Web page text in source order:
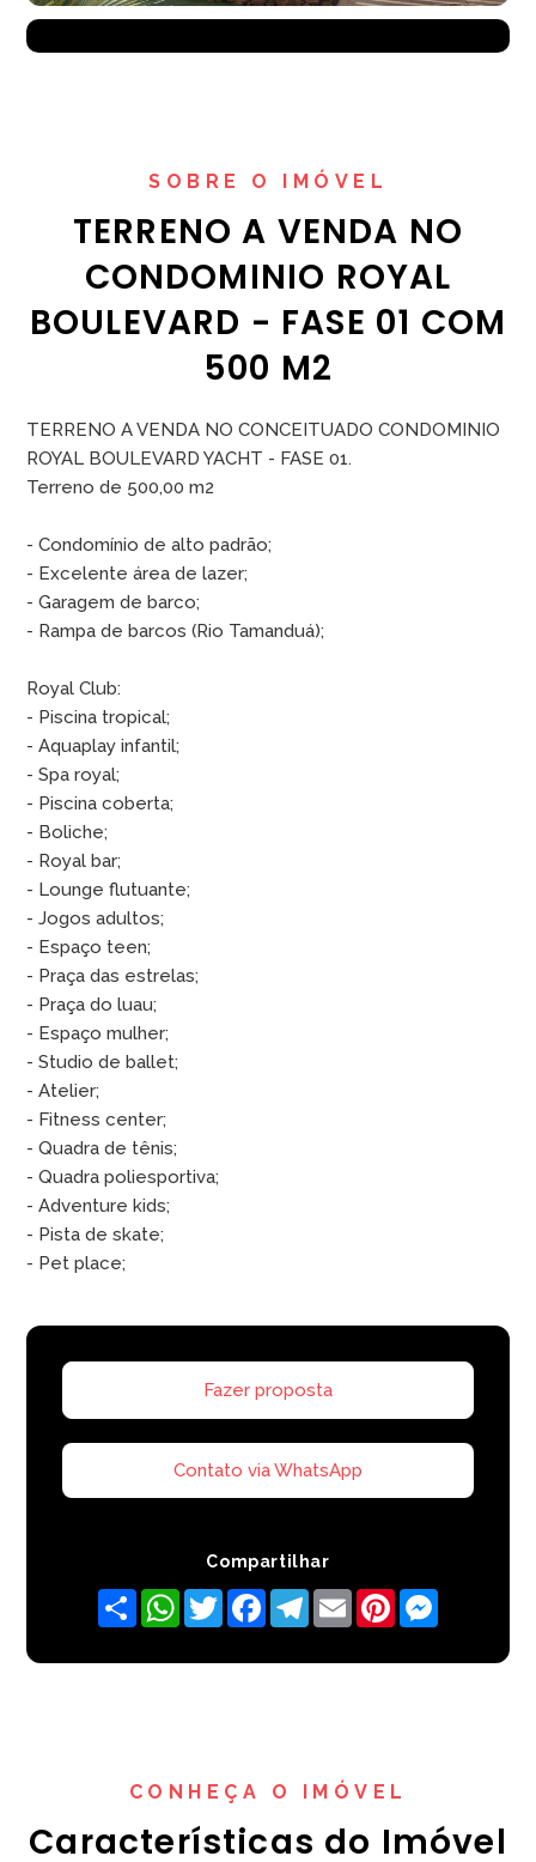
SOBRE O IMÓVEL
TERRENO A VENDA NO
CONDOMINIO ROYAL
BOULEVARD - FASE 01 COM
500 M2
TERRENO A VENDA NO CONCEITUADO CONDOMINIO
ROYAL BOULEVARD YACHT - FASE 01.
Terreno de 500,00 m2
- Condomínio de alto padrão;
- Excelente área de lazer;
- Garagem de barco;
- Rampa de barcos (Rio Tamanduá);
Royal Club:
- Piscina tropical;
- Aquaplay infantil;
- Spa royal;
- Piscina coberta;
- Boliche;
- Royal bar;
- Lounge flutuante;
- Jogos adultos;
- Espaço teen;
- Praça das estrelas;
- Praça do luau;
- Espaço mulher;
- Studio de ballet;
- Atelier;
- Fitness center;
- Quadra de tênis;
- Quadra poliesportiva;
- Adventure kids;
- Pista de skate;
- Pet place;
Fazer proposta
Contato via WhatsApp
Compartilhar
Share WhatsApp
TwitterFacebookTelegram
Email Pinterest
CONHEÇA O IMÓVEL
Características do Imóvel